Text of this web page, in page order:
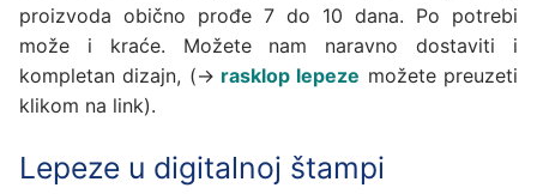
proizvoda obično prođe 7 do 10 dana. Po potrebi
može i kraće. Možete nam naravno dostaviti i
kompletan dizajn, (→ rasklop lepeze možete preuzeti
klikom na link).
Lepeze u digitalnoj štampi